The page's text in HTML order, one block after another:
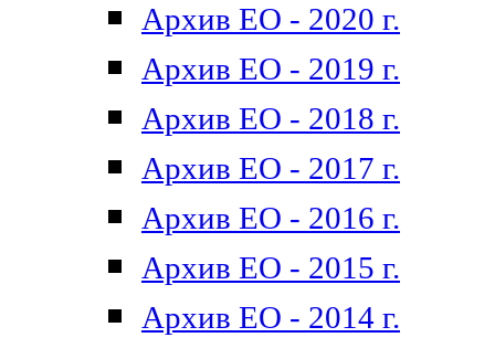
Архив ЕО - 2020 г.
Архив ЕО - 2019 г.
Архив ЕО - 2018 г.
Архив ЕО - 2017 г.
Архив ЕО - 2016 г.
Архив ЕО - 2015 г.
Архив ЕО - 2014 г.